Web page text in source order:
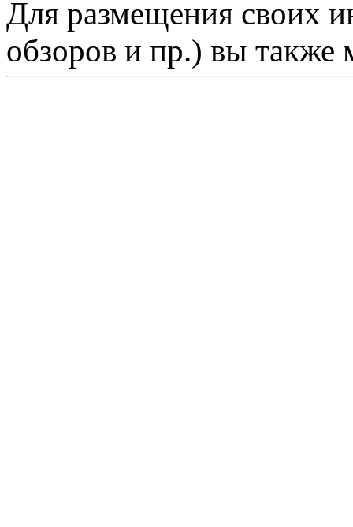
Для размещения своих
обзоров и пр.) вы также